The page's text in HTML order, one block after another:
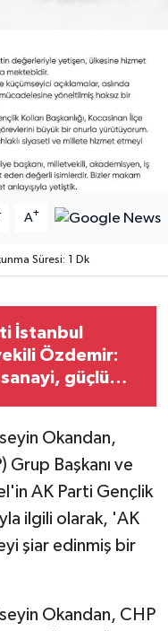
A+
Süresi: 1 Dk
İstanbul
Özdemir:
güçlü
Okandan,
Başkanı ve
AK Parti Gençlik
ilgili olarak, 'AK
şiar edinmiş bir
Okandan, CHP